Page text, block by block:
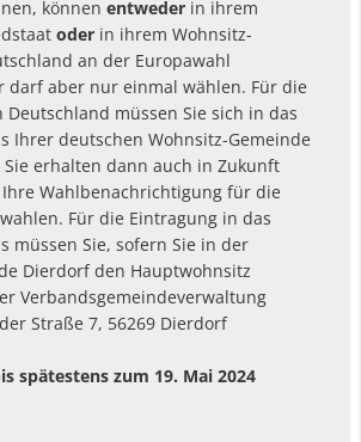
können entweder in ihrem
oder in ihrem Wohnsitz-
an der Europawahl
darf aber nur einmal wählen. Für die
müssen Sie sich in das
Ihrer deutschen Wohnsitz-Gemeinde
erhalten dann auch in Zukunft
Wahlbenachrichtigung für die
Für die Eintragung in das
müssen Sie, sofern Sie in der
Dierdorf den Hauptwohnsitz
Verbandsgemeindeverwaltung
Straße 7, 56269 Dierdorf
zum 19. Mai 2024